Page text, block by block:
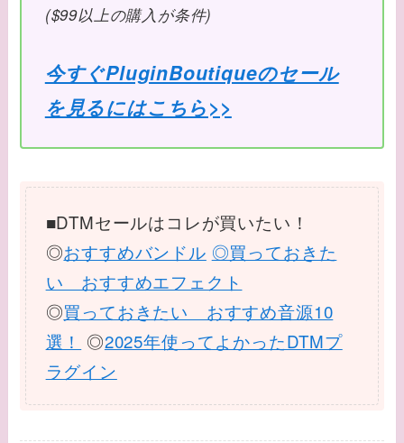
($99以上の購入が条件)
今すぐPluginBoutiqueのセール
を見るにはこちら>>
■DTMセールはコレが買いたい！
◎おすすめバンドル ◎買っておきた
い おすすめエフェクト
◎買っておきたい おすすめ音源10
選！ ◎2025年使ってよかったDTMプ
ラグイン